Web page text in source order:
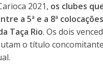
2021, os clubes
a 5ª e a 8ª
Taça Rio. Os dois
o título